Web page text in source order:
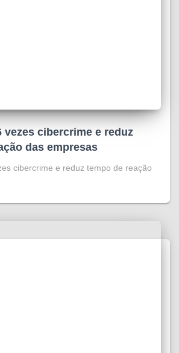
vezes cibercrime e reduz
das empresas
cibercrime e reduz tempo de reação